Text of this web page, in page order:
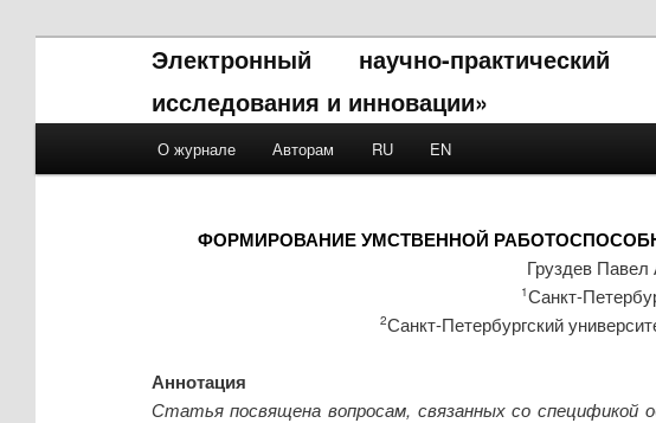
Электронный научно-
исследования и инновации»
Skip to primary content
Skip to secondary content
О журнале Авторам RU EN
ФОРМИРОВАНИЕ УМСТВЕННОЙ
Груздев Павел
1Санкт-
2Санкт-Петербургский
Аннотация
Статья посвящена вопросам, связанных со спецификой